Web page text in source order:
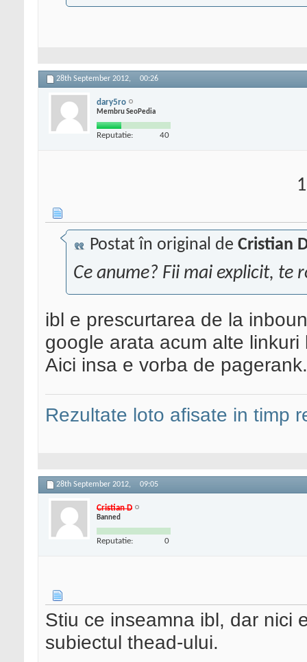
28th September 2012, 00:26
dary5ro
Membru SeoPedia
Reputatie: 40
Postat în original de Cristian
Ce anume? Fii mai explicit, te
ibl e prescurtarea de la
google arata acum alte
Aici insa e vorba de pagerank.
Rezultate loto afisate in timp
28th September 2012, 09:05
Cristian D
Banned
Reputatie: 0
Stiu ce inseamna ibl, dar nici
subiectul thead-ului.